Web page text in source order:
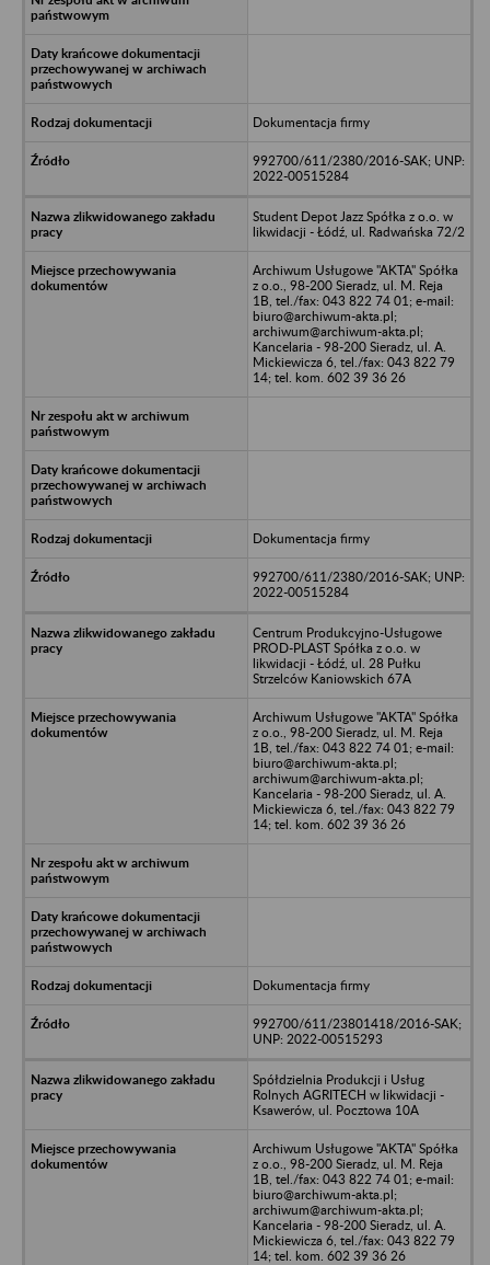
Dokumentacja firmy
992700/611/2380/2016-SAK; UNP:
2022-00515284
Student Depot Jazz Spółka z o.o. w
likwidacji - Łódź, ul. Radwańska 72/2
Archiwum Usługowe "AKTA" Spółka
z o.o., 98-200 Sieradz, ul. M. Reja
1B, tel./fax: 043 822 74 01; e-mail:
biuro@archiwum-akta.pl;
archiwum@archiwum-akta.pl;
Kancelaria - 98-200 Sieradz, ul. A.
Mickiewicza 6, tel./fax: 043 822 79
14; tel. kom. 602 39 36 26
Dokumentacja firmy
992700/611/2380/2016-SAK; UNP:
2022-00515284
Centrum Produkcyjno-Usługowe
PROD-PLAST Spółka z o.o. w
likwidacji - Łódź, ul. 28 Pułku
Strzelców Kaniowskich 67A
Archiwum Usługowe "AKTA" Spółka
z o.o., 98-200 Sieradz, ul. M. Reja
1B, tel./fax: 043 822 74 01; e-mail:
biuro@archiwum-akta.pl;
archiwum@archiwum-akta.pl;
Kancelaria - 98-200 Sieradz, ul. A.
Mickiewicza 6, tel./fax: 043 822 79
14; tel. kom. 602 39 36 26
Dokumentacja firmy
992700/611/23801418/2016-SAK;
UNP: 2022-00515293
Spółdzielnia Produkcji i Usług
Rolnych AGRITECH w likwidacji -
Ksawerów, ul. Pocztowa 10A
Archiwum Usługowe "AKTA" Spółka
z o.o., 98-200 Sieradz, ul. M. Reja
1B, tel./fax: 043 822 74 01; e-mail:
biuro@archiwum-akta.pl;
archiwum@archiwum-akta.pl;
Kancelaria - 98-200 Sieradz, ul. A.
Mickiewicza 6, tel./fax: 043 822 79
14; tel. kom. 602 39 36 26